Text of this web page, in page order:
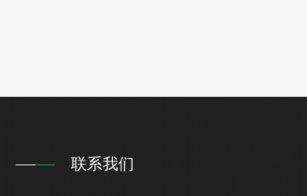
联系我们